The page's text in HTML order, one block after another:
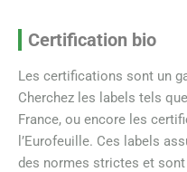
Certification bio
Les certifications sont un
Cherchez les labels tels
France, ou encore les
l’Eurofeuille. Ces labels
des normes strictes et